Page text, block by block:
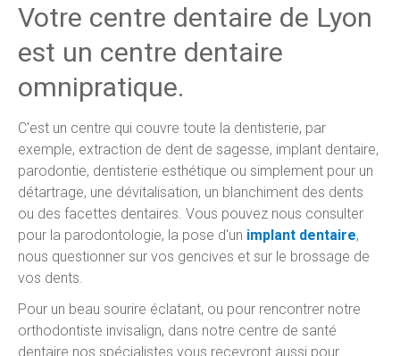
Votre centre dentaire de Lyon
est un centre dentaire
omnipratique.
C'est un centre qui couvre toute la dentisterie, par
exemple, extraction de dent de sagesse, implant dentaire,
parodontie, dentisterie esthétique ou simplement pour un
détartrage, une dévitalisation, un blanchiment des dents
ou des facettes dentaires. Vous pouvez nous consulter
pour la parodontologie, la pose d'un implant dentaire,
nous questionner sur vos gencives et sur le brossage de
vos dents.
Pour un beau sourire éclatant, ou pour rencontrer notre
orthodontiste invisalign, dans notre centre de santé
dentaire nos spécialistes vous recevront aussi pour